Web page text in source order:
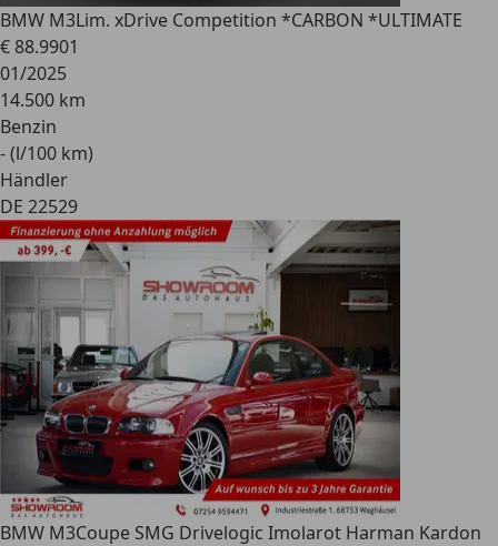
BMW M3Lim. xDrive Competition *CARBON *ULTIMATE
€ 88.9901
01/2025
14.500 km
Benzin
- (l/100 km)
Händler
DE 22529
BMW M3Coupe SMG Drivelogic Imolarot Harman Kardon